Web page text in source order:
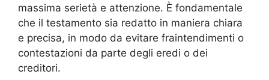
massima serietà e attenzione. È fondamentale
che il testamento sia redatto in maniera chiara
e precisa, in modo da evitare fraintendimenti o
contestazioni da parte degli eredi o dei
creditori.